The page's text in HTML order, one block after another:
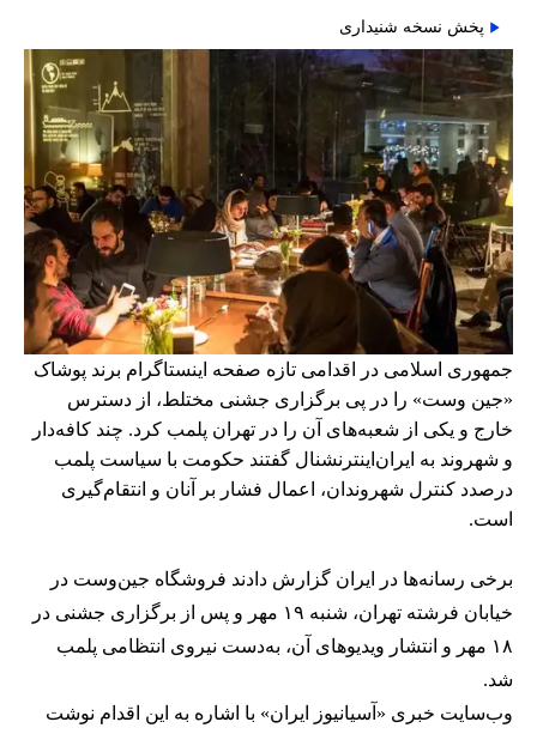
پخش نسخه شنیداری
جمهوری اسلامی در اقدامی تازه صفحه اینستاگرام برند پوشاک
«جین وست» را در پی برگزاری جشنی مختلط، از دسترس
خارج و یکی از شعبه‌های آن را در تهران پلمب کرد. چند کافه‌‌دار
و شهروند به ایران‌اینترنشنال گفتند حکومت با سیاست پلمب
درصدد کنترل شهروندان، اعمال فشار بر آنان و انتقام‌گیری
است.
برخی رسانه‌ها در ایران گزارش دادند فروشگاه جین‌وست در
خیابان فرشته تهران، شنبه ۱۹ مهر و پس از برگزاری جشنی در
۱۸ مهر و انتشار ویدیوهای آن، به‌دست نیروی انتظامی پلمب
شد.
وب‌سایت خبری «آسیانیوز ایران» با اشاره به این اقدام نوشت